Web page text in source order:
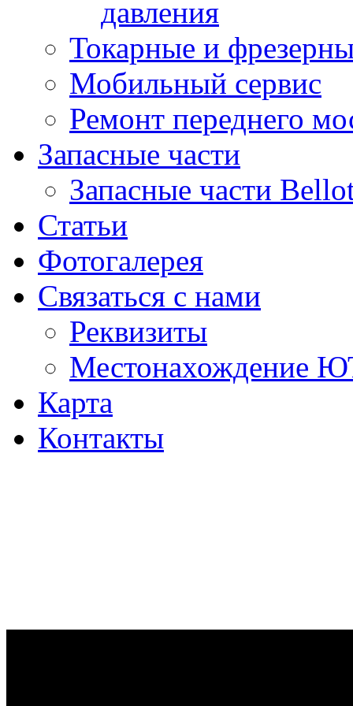
давления
Токарные и
Мобильный сервис
Ремонт переднего
Запасные части
Запасные части
Статьи
Фотогалерея
Связаться с нами
Реквизиты
Местонахождение
Карта
Контакты